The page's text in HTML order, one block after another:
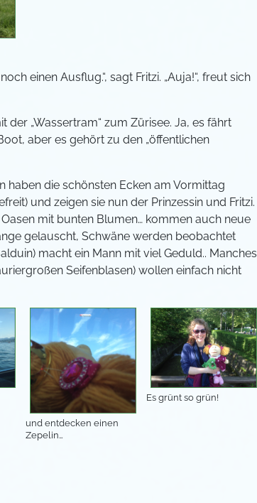
einen Ausflug.“, sagt Fritzi. „Auja!“, freut sich
der „Wassertram“ zum Zürisee. Ja, es fährt
aber es gehört zu den „öffentlichen
haben die schönsten Ecken am Vormittag
und zeigen sie nun der Prinzessin und Fritzi.
mit bunten Blumen… kommen auch neue
gelauscht, Schwäne werden beobachtet
macht ein Mann mit viel Geduld.. Manches
Seifenblasen) wollen einfach nicht
und entdecken einen
Zepelin…
Es grünt so grün!